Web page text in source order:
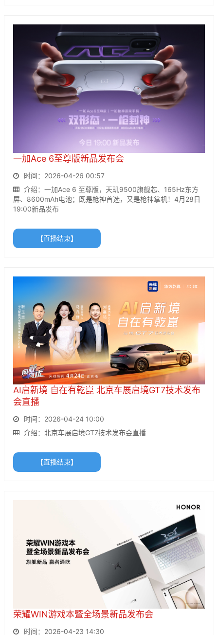
一加Ace 6至尊版新品发布会
时间：2026-04-26 00:57
介绍：一加Ace 6 至尊版，天玑9500旗舰芯、165Hz东方
屏、8600mAh电池；既是枪神首选，又是枪神掌机！4月28日
19:00新品发布
【直播结束】
AI启新境 自在有乾崑 北京车展启境GT7技术发布
会直播
时间：2026-04-24 10:00
介绍：北京车展启境GT7技术发布会直播
【直播结束】
荣耀WIN游戏本暨全场景新品发布会
时间：2026-04-23 14:30